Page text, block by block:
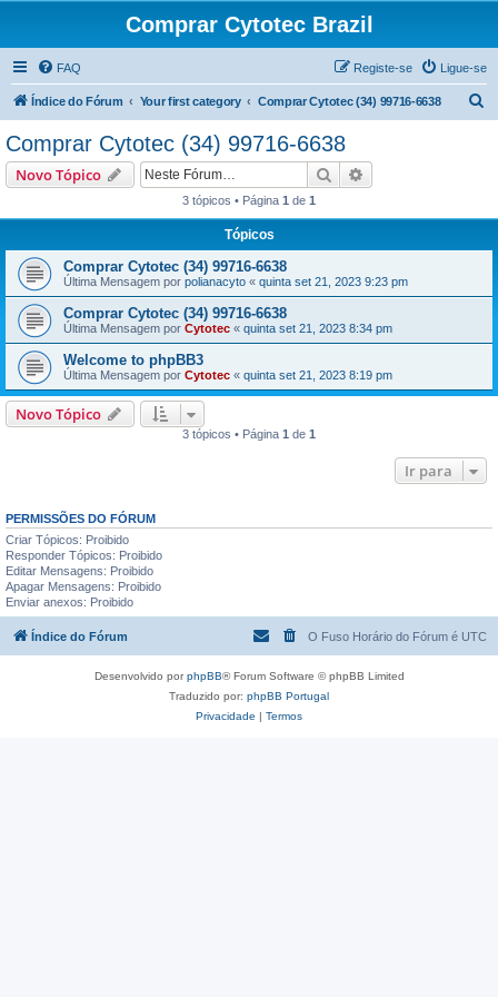
Comprar Cytotec Brazil
FAQ Ligue-se
Registe-se
Índice do Fórum Your first category Comprar Cytotec (34) 99716-6638
Comprar Cytotec (34) 99716-6638
Novo Tópico Pesquisar
3 tópicos • Página 1 de 1
Tópicos
Comprar Cytotec (34) 99716-6638
Última Mensagem por polianacyto « quinta set 21, 2023 9:23 pm
Comprar Cytotec (34) 99716-6638
Última Mensagem por Cytotec « quinta set 21, 2023 8:34 pm
Welcome to phpBB3
Última Mensagem por Cytotec « quinta set 21, 2023 8:19 pm
Novo Tópico
3 tópicos • Página 1 de 1
Ir para
PERMISSÕES DO FÓRUM
Criar Tópicos: Proibido
Responder Tópicos: Proibido
Editar Mensagens: Proibido
Apagar Mensagens: Proibido
Enviar anexos: Proibido
Índice do Fórum O Fuso Horário do Fórum é UTC
Desenvolvido porphpBB® Forum Software © phpBB Limited
Traduzido por: phpBB Portugal
Privacidade | Termos